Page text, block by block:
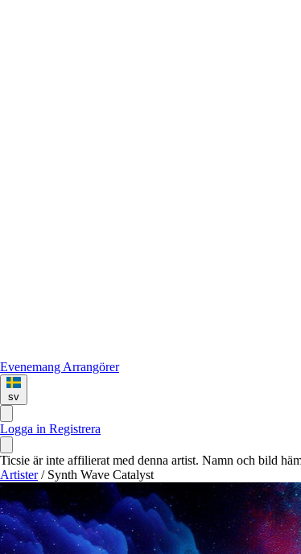
Evenemang Arrangörer
sv
Logga in Registrera
Ticsie är inte affilierat med denna artist. Namn och bild
Artister / Synth Wave Catalyst